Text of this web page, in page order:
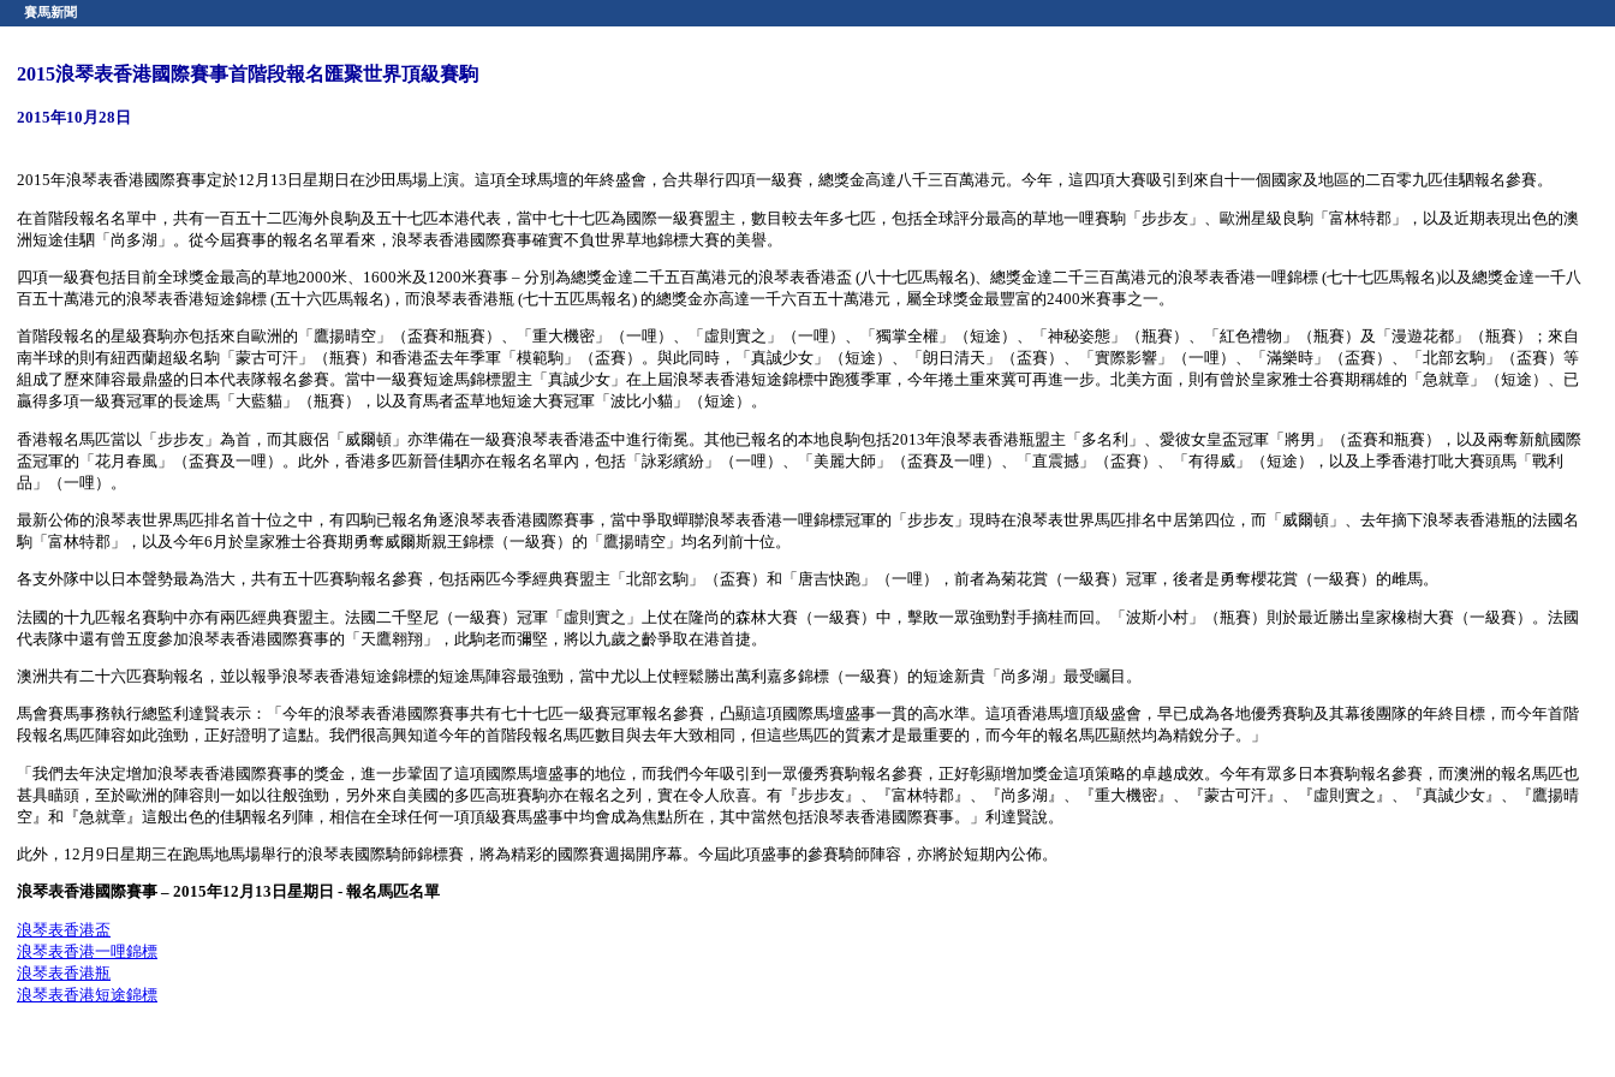
賽馬新聞
2015浪琴表香港國際賽事首階段報名匯聚世界頂級賽駒
2015年10月28日
2015年浪琴表香港國際賽事定於12月13日星期日在沙田馬場上演。這項全球馬壇的年終盛會，合共舉行四項一級賽，總獎金高達八千三百萬港元。今年，這四項大賽吸引到來自十一個國家及地區的二百零九匹佳駟報名參賽。
在首階段報名名單中，共有一百五十二匹海外良駒及五十七匹本港代表，當中七十七匹為國際一級賽盟主，數目較去年多七匹，包括全球評分最高的草地一哩賽駒「步步友」、歐洲星級良駒「富林特郡」，以及近期表現出色的澳
洲短途佳駟「尚多湖」。從今屆賽事的報名名單看來，浪琴表香港國際賽事確實不負世界草地錦標大賽的美譽。
四項一級賽包括目前全球獎金最高的草地2000米、1600米及1200米賽事 – 分別為總獎金達二千五百萬港元的浪琴表香港盃 (八十七匹馬報名)、總獎金達二千三百萬港元的浪琴表香港一哩錦標 (七十七匹馬報名)以及總獎金達一千八
百五十萬港元的浪琴表香港短途錦標 (五十六匹馬報名)，而浪琴表香港瓶 (七十五匹馬報名) 的總獎金亦高達一千六百五十萬港元，屬全球獎金最豐富的2400米賽事之一。
首階段報名的星級賽駒亦包括來自歐洲的「鷹揚晴空」（盃賽和瓶賽）、「重大機密」（一哩）、「虛則實之」（一哩）、「獨掌全權」（短途）、「神秘姿態」（瓶賽）、「紅色禮物」（瓶賽）及「漫遊花都」（瓶賽）；來自
南半球的則有紐西蘭超級名駒「蒙古可汗」（瓶賽）和香港盃去年季軍「模範駒」（盃賽）。與此同時，「真誠少女」（短途）、「朗日清天」（盃賽）、「實際影響」（一哩）、「滿樂時」（盃賽）、「北部玄駒」（盃賽）等
組成了歷來陣容最鼎盛的日本代表隊報名參賽。當中一級賽短途馬錦標盟主「真誠少女」在上屆浪琴表香港短途錦標中跑獲季軍，今年捲土重來冀可再進一步。北美方面，則有曾於皇家雅士谷賽期稱雄的「急就章」（短途）、已
贏得多項一級賽冠軍的長途馬「大藍貓」（瓶賽），以及育馬者盃草地短途大賽冠軍「波比小貓」（短途）。
香港報名馬匹當以「步步友」為首，而其廄侶「威爾頓」亦準備在一級賽浪琴表香港盃中進行衛冕。其他已報名的本地良駒包括2013年浪琴表香港瓶盟主「多名利」、愛彼女皇盃冠軍「將男」（盃賽和瓶賽），以及兩奪新航國際
盃冠軍的「花月春風」（盃賽及一哩）。此外，香港多匹新晉佳駟亦在報名名單內，包括「詠彩繽紛」（一哩）、「美麗大師」（盃賽及一哩）、「直震撼」（盃賽）、「有得威」（短途），以及上季香港打吡大賽頭馬「戰利
品」（一哩）。
最新公佈的浪琴表世界馬匹排名首十位之中，有四駒已報名角逐浪琴表香港國際賽事，當中爭取蟬聯浪琴表香港一哩錦標冠軍的「步步友」現時在浪琴表世界馬匹排名中居第四位，而「威爾頓」、去年摘下浪琴表香港瓶的法國名
駒「富林特郡」，以及今年6月於皇家雅士谷賽期勇奪威爾斯親王錦標（一級賽）的「鷹揚晴空」均名列前十位。
各支外隊中以日本聲勢最為浩大，共有五十匹賽駒報名參賽，包括兩匹今季經典賽盟主「北部玄駒」（盃賽）和「唐吉快跑」（一哩），前者為菊花賞（一級賽）冠軍，後者是勇奪櫻花賞（一級賽）的雌馬。
法國的十九匹報名賽駒中亦有兩匹經典賽盟主。法國二千堅尼（一級賽）冠軍「虛則實之」上仗在隆尚的森林大賽（一級賽）中，擊敗一眾強勁對手摘桂而回。「波斯小村」（瓶賽）則於最近勝出皇家橡樹大賽（一級賽）。法國
代表隊中還有曾五度參加浪琴表香港國際賽事的「天鷹翱翔」，此駒老而彌堅，將以九歲之齡爭取在港首捷。
澳洲共有二十六匹賽駒報名，並以報爭浪琴表香港短途錦標的短途馬陣容最強勁，當中尤以上仗輕鬆勝出萬利嘉多錦標（一級賽）的短途新貴「尚多湖」最受矚目。
馬會賽馬事務執行總監利達賢表示：「今年的浪琴表香港國際賽事共有七十七匹一級賽冠軍報名參賽，凸顯這項國際馬壇盛事一貫的高水準。這項香港馬壇頂級盛會，早已成為各地優秀賽駒及其幕後團隊的年終目標，而今年首階
段報名馬匹陣容如此強勁，正好證明了這點。我們很高興知道今年的首階段報名馬匹數目與去年大致相同，但這些馬匹的質素才是最重要的，而今年的報名馬匹顯然均為精銳分子。」
「我們去年決定增加浪琴表香港國際賽事的獎金，進一步鞏固了這項國際馬壇盛事的地位，而我們今年吸引到一眾優秀賽駒報名參賽，正好彰顯增加獎金這項策略的卓越成效。今年有眾多日本賽駒報名參賽，而澳洲的報名馬匹也
甚具瞄頭，至於歐洲的陣容則一如以往般強勁，另外來自美國的多匹高班賽駒亦在報名之列，實在令人欣喜。有『步步友』、『富林特郡』、『尚多湖』、『重大機密』、『蒙古可汗』、『虛則實之』、『真誠少女』、『鷹揚晴
空』和『急就章』這般出色的佳駟報名列陣，相信在全球任何一項頂級賽馬盛事中均會成為焦點所在，其中當然包括浪琴表香港國際賽事。」利達賢說。
此外，12月9日星期三在跑馬地馬場舉行的浪琴表國際騎師錦標賽，將為精彩的國際賽週揭開序幕。今屆此項盛事的參賽騎師陣容，亦將於短期內公佈。
浪琴表香港國際賽事 – 2015年12月13日星期日 - 報名馬匹名單
浪琴表香港盃
浪琴表香港一哩錦標
浪琴表香港瓶
浪琴表香港短途錦標